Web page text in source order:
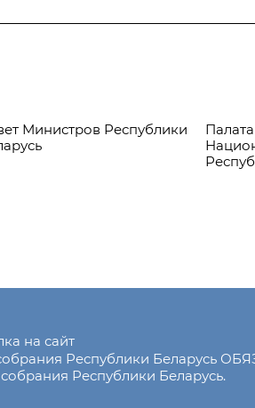
Министров Республики
на сайт
Республики Беларусь
Республики Беларусь.